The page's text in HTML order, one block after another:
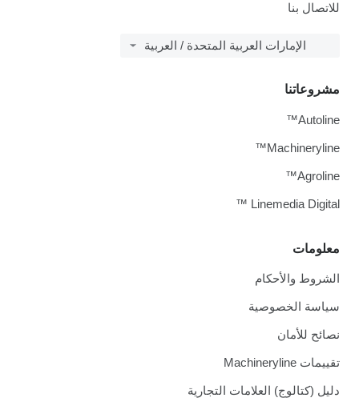
للاتصال بنا
الإمارات العربية المتحدة / العربية
معلومات
الشروط والأحكام
سياسة الخصوصية
نصائح للأمان
تقييمات Machineryline
دليل (كتالوج) العلامات التجارية
مشروعاتنا
Autoline™
Machineryline™
Agroline™
Linemedia Digital ™